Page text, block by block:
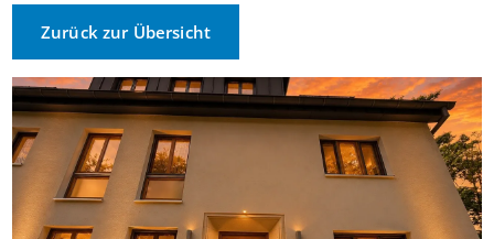
Zurück zur Übersicht